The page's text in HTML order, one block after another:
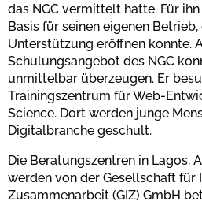
das NGC vermittelt hatte. Für
Basis für seinen eigenen
Unterstützung eröffnen konnte.
Schulungsangebot des NGC
unmittelbar überzeugen. Er
Trainingszentrum für Web-
Science. Dort werden junge
Digitalbranche geschult.
Die Beratungszentren in Lagos,
werden von der Gesellschaft für
Zusammenarbeit (GIZ) GmbH